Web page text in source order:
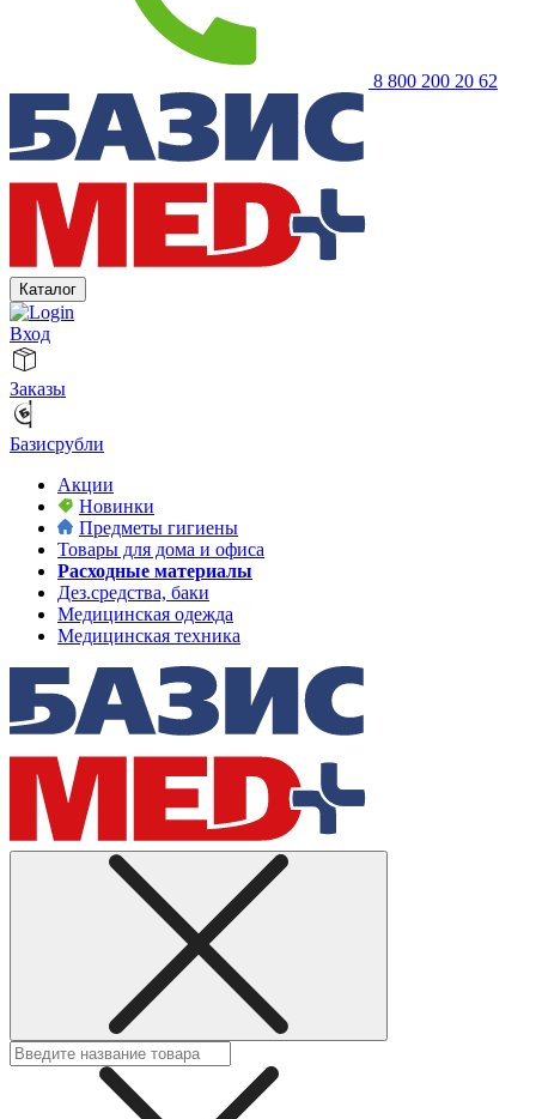
8 800 200 20 62
Каталог
Вход
Заказы
Базисрубли
Акции
Новинки
Предметы гигиены
Товары для дома и офиса
Расходные материалы
Дез.средства, баки
Медицинская одежда
Медицинская техника